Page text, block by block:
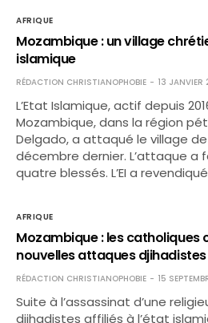
AFRIQUE
Mozambique : un village
islamique
RÉDACTION CHRISTIANOPHOBIE 13
L’Etat Islamique, actif depuis
Mozambique, dans la région
Delgado, a attaqué le village
décembre dernier. L’attaque a
quatre blessés. L’EI a
AFRIQUE
Mozambique : les catholiques
nouvelles attaques djihadistes
RÉDACTION CHRISTIANOPHOBIE 15
Suite à l’assassinat d’une
djihadistes affiliés à l’état